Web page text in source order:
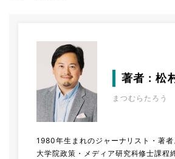
著者 : 松
まつむらたろう
1980年生まれのジャーナリスト・著
大学院政策・メディア研究科修士課程